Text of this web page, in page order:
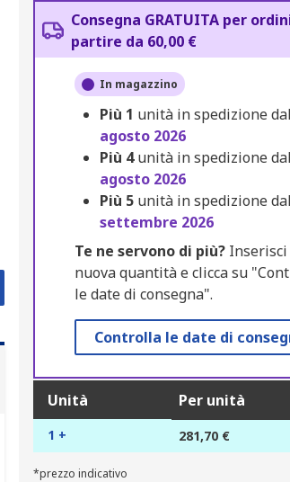
Consegna GRATUITA per
partire da 60,00 €
In magazzino
Più 1 unità in spedizione dal
agosto 2026
Più 4unità in spedizione dal
agosto 2026
Più 5 unità in spedizione dal
settembre 2026
Te ne servono di più?Inserisci
nuova quantità e clicca su
le date di consegna".
Controlla le date di
Unità Per unità
1 + 281,70 €
*prezzo indicativo